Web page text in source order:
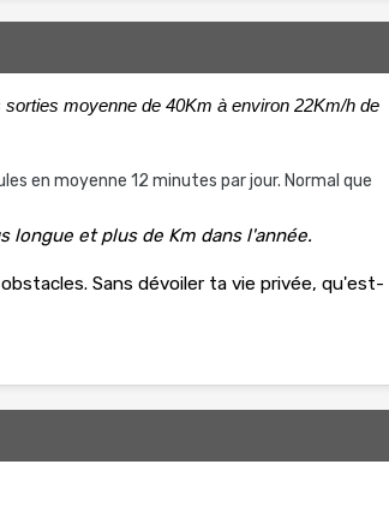
moyenne de 40Km à environ 22Km/h de
en moyenne 12 minutes par jour. Normal que
et plus de Km dans l'année.
Sans dévoiler ta vie privée, qu'est-